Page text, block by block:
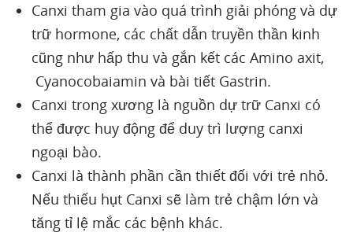
Canxi tham gia vào quá trình giải phóng và dự
trữ hormone, các chất dẫn truyền thần kinh
cũng như hấp thu và gắn kết các Amino axit,
Cyanocobaiamin và bài tiết Gastrin.
Canxi trong xương là nguồn dự trữ Canxi có
thể được huy động để duy trì lượng canxi
ngoại bào.
Canxi là thành phần cần thiết đối với trẻ nhỏ.
Nếu thiếu hụt Canxi sẽ làm trẻ chậm lớn và
tăng tỉ lệ mắc các bệnh khác.